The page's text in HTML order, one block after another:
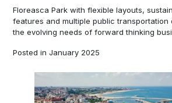
Floreasca Park with flexible layouts,
features and multiple public transportation
the evolving needs of forward thinking
Posted in January 2025